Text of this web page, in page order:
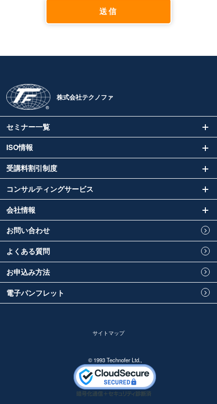
株式会社テクノファ
セミナー一覧
ISO情報
受講料割引制度
コンサルティングサービス
会社情報
お問い合わせ
よくある質問
お申込み方法
電子パンフレット
サイトマップ
© 1993 Technofer Ltd.,